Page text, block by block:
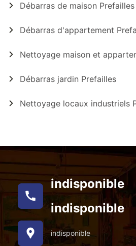
Débarras de maison Prefailles
Débarras d'appartement
Nettoyage maison et
Débarras jardin Prefailles
Nettoyage locaux industriels
indisponible
indisponible
indisponible